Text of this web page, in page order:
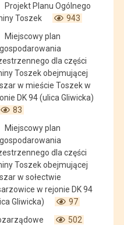
Projekt Planu Ogólnego
Toszek
943
Miejscowy plan
dla części
Toszek obejmującej
w mieście Toszek w
DK 94 (ulica Gliwicka)
83
Miejscowy plan
dla części
Toszek obejmującej
w sołectwie
w rejonie DK 94
Gliwicka)
97
502